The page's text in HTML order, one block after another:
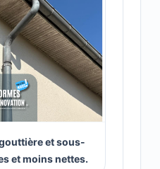
et sous-
et moins nettes.